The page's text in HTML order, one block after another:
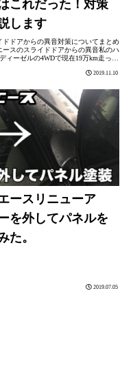
これだった！対策
します
ドドアからの異音対策についてまとめ
ースのスライドドアからの異音私のハ
ィーゼルの4WDで現在19万km走って
2019.11.10
ースリニューア
を外してパネルを
た。
2019.07.05